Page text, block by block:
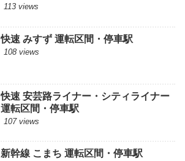
113 views
快速 みすず 運転区間・停車駅
108 views
快速 安芸路ライナー・シティライナー
運転区間・停車駅
107 views
新幹線 こまち 運転区間・停車駅